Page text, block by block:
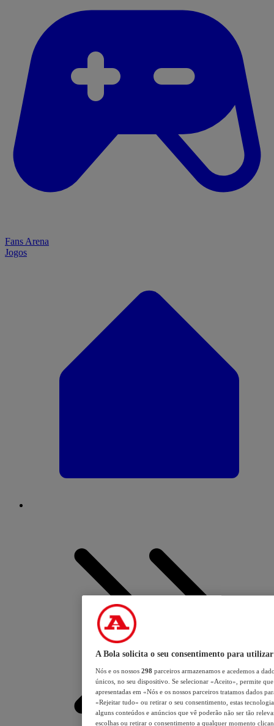
Fans Arena
Jogos
A Bola solicita o seu consentimento para utilizar
Nós e os nossos 298 parceiros armazenamos e acedemos a
únicos, no seu dispositivo. Se selecionar «Aceito», permite
apresentadas em «Nós e os nossos parceiros tratamos dados
«Rejeitar tudo» ou retirar o seu consentimento, estas
alguns conteúdos e anúncios que vê poderão não ser tão
escolhas ou retirar o consentimento a qualquer momento